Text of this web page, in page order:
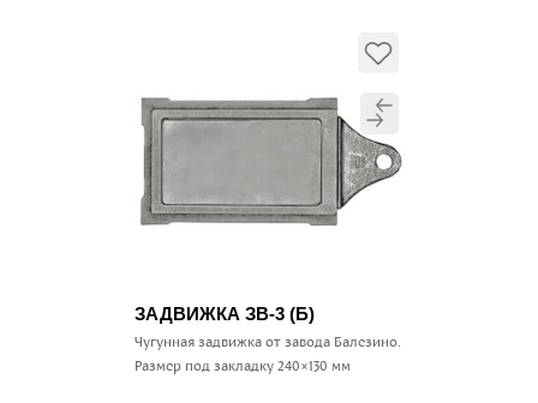
ЗАДВИЖКА ЗВ-3 (Б)
Чугунная задвижка от завода Балезино.
Размер под закладку 240×130 мм